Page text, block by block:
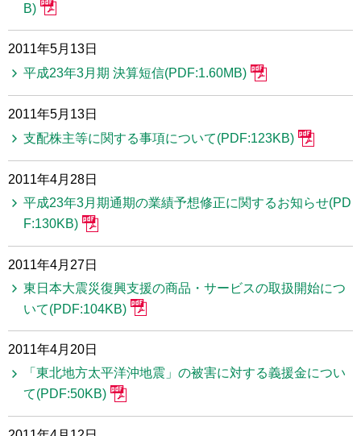
B)
2011年5月13日
平成23年3月期 決算短信(PDF:1.60MB)
2011年5月13日
支配株主等に関する事項について(PDF:123KB)
2011年4月28日
平成23年3月期通期の業績予想修正に関するお知らせ(PD
F:130KB)
2011年4月27日
東日本大震災復興支援の商品・サービスの取扱開始につ
いて(PDF:104KB)
2011年4月20日
「東北地方太平洋沖地震」の被害に対する義援金につい
て(PDF:50KB)